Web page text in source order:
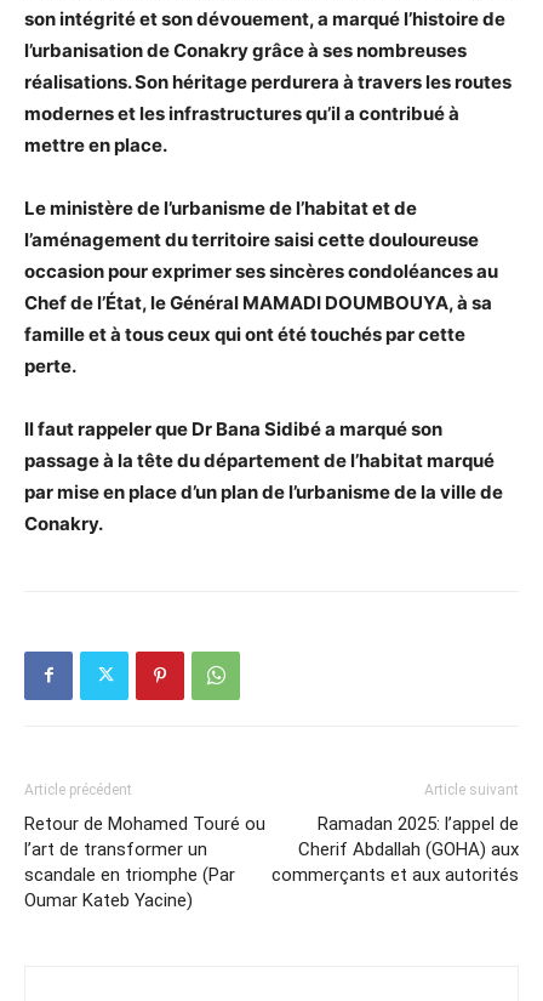
son intégrité et son dévouement, a marqué l’histoire de
l’urbanisation de Conakry grâce à ses nombreuses
réalisations. Son héritage perdurera à travers les routes
modernes et les infrastructures qu’il a contribué à
mettre en place.
Le ministère de l’urbanisme de l’habitat et de
l’aménagement du territoire saisi cette douloureuse
occasion pour exprimer ses sincères condoléances au
Chef de l’État, le Général MAMADI DOUMBOUYA, à sa
famille et à tous ceux qui ont été touchés par cette
perte.
Il faut rappeler que Dr Bana Sidibé a marqué son
passage à la tête du département de l’habitat marqué
par mise en place d’un plan de l’urbanisme de la ville de
Conakry.
Article précédent
Retour de Mohamed Touré ou
l’art de transformer un
scandale en triomphe (Par
Oumar Kateb Yacine)
Article suivant
Ramadan 2025: l’appel de
Cherif Abdallah (GOHA) aux
commerçants et aux autorités